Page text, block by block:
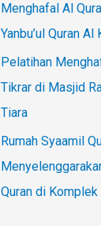
Menghafal Al
Yanbu’ul Quran Al
Pelatihan
Tikrar di Masjid
Tiara
Rumah Syaamil
Quran di Komplek